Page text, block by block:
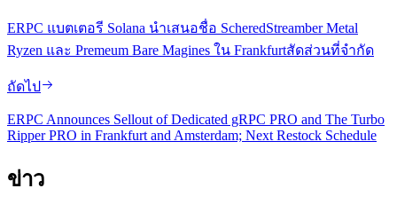
ERPC แบตเตอรี Solana นําเสนอชื่อ ScheredStreamber Metal
Ryzen และ Premeum Bare Magines ใน Frankfurtสัดส่วนที่จํากัด
ถัดไป
ERPC Announces Sellout of Dedicated gRPC PRO and The Turbo
Ripper PRO in Frankfurt and Amsterdam; Next Restock Schedule
ข่าว